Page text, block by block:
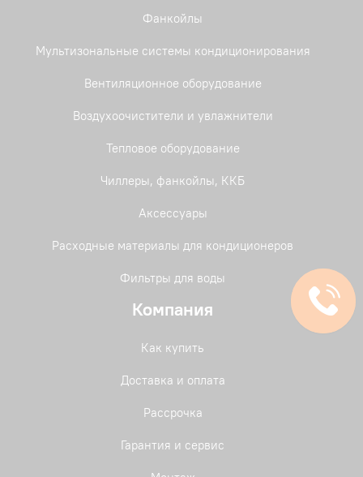
Фанкойлы
Мультизональные системы кондиционирования
Вентиляционное оборудование
Воздухоочистители и увлажнители
Тепловое оборудование
Чиллеры, фанкойлы, ККБ
Аксессуары
Расходные материалы для кондиционеров
Фильтры для воды
Компания
Как купить
Доставка и оплата
Рассрочка
Гарантия и сервис